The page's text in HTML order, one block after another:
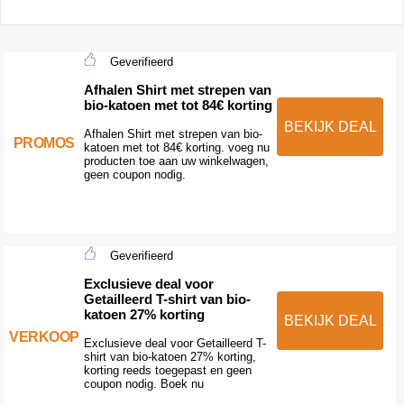
PROMOS
Geverifieerd
Afhalen Shirt met strepen van
bio-katoen met tot 84€ korting
Afhalen Shirt met strepen van bio-
katoen met tot 84€ korting. voeg nu
producten toe aan uw winkelwagen,
geen coupon nodig.
BEKIJK DEAL
VERKOOP
Geverifieerd
Exclusieve deal voor
Getailleerd T-shirt van bio-
katoen 27% korting
Exclusieve deal voor Getailleerd T-
shirt van bio-katoen 27% korting,
korting reeds toegepast en geen
coupon nodig. Boek nu
BEKIJK DEAL